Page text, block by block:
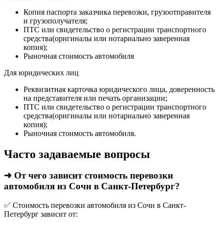
Копия паспорта заказчика перевозки, грузоотправителя
и грузополучателя;
ПТС или свидетельство о регистрации транспортного
средства(оригиналы или нотариально заверенная
копия);
Рыночная стоимость автомобиля
Для юридических лиц
Реквизитная карточка юридического лица, доверенность
на представителя или печать организации;
ПТС или свидетельство о регистрации транспортного
средства(оригиналы или нотариально заверенная
копия);
Рыночная стоимость автомобиля.
Часто задаваемые вопросы
➜ От чего зависит стоимость перевозки
автомобиля из Сочи в Санкт-Петербург?
✅ Стоимость перевозки автомобиля из Сочи в Санкт-
Петербург зависит от: